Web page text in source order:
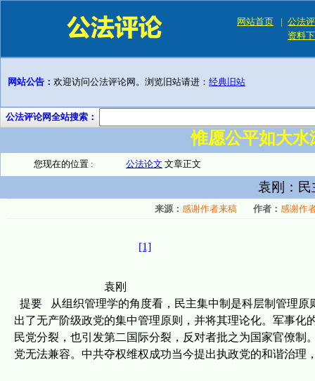
网站首页 | 公法
资料
网站公告： 欢迎访问公法评论网。浏览旧站请进： 经典旧站
公法评论网全站搜索：
惟愿公平如大
您现在的位置 : 公法论文 文章正文
袁刚：
来源： 感谢作者来稿 作者： 感谢作
[1]
袁刚
提要
从组织管理学的角度看，民主集中制是科层制管理
出了无产阶级政党的集中管理原则，并将其理论化。军事
民党分裂，也引发第二国际分裂，反对者批之为国家官僚制
党无法兼容。中共夺权维权成功当今提出执政党的和谐治理